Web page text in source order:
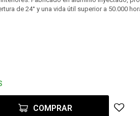
de 24° y una vida útil superior a 50.000
COMPRAR